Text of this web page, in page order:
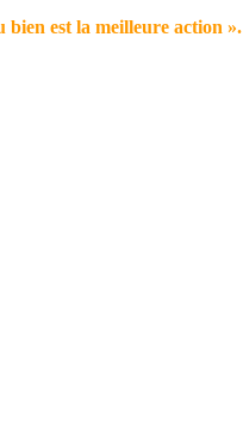
est la meilleure action ».